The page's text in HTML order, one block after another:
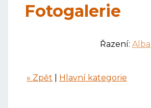
Fotogalerie
Řazení: Alba
« Zpět Hlavní kategorie